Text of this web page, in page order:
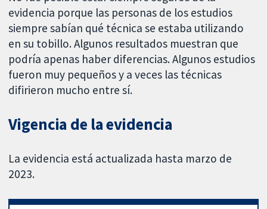
evidencia porque las personas de los estudios
siempre sabían qué técnica se estaba utilizando
en su tobillo. Algunos resultados muestran que
podría apenas haber diferencias. Algunos estudios
fueron muy pequeños y a veces las técnicas
difirieron mucho entre sí.
Vigencia de la evidencia
La evidencia está actualizada hasta marzo de
2023.